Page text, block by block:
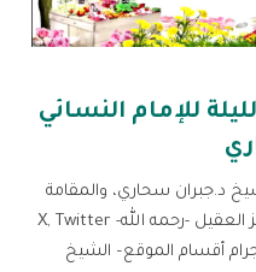
للإمام النسائي
د.جبران سحاري، والمقامة
في مكتبة الشيخ عبدالله بن عبدالعزيز العقيل -رحمه الله- X, Twitter
أقسام الموقع– الشيخ